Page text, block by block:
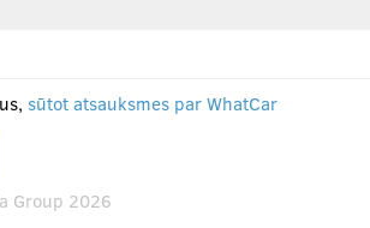
sūtot atsauksmes par WhatCar
Group 2026